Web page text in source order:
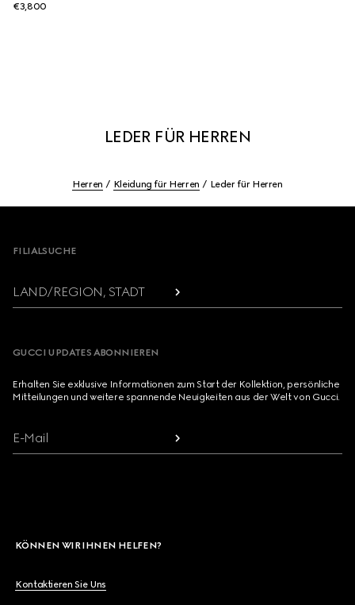
€3,800
LEDER FÜR HERREN
Herren Kleidung für Herren Leder für Herren
FILIALSUCHE
LAND/REGION, STADT
GUCCI UPDATES ABONNIEREN
Erhalten Sie exklusive Informationen zum Start der Kollektion, persönliche
Mitteilungen und weitere spannende Neuigkeiten aus der Welt von Gucci.
E-Mail
KÖNNEN WIR IHNEN HELFEN?
Kontaktieren Sie Uns